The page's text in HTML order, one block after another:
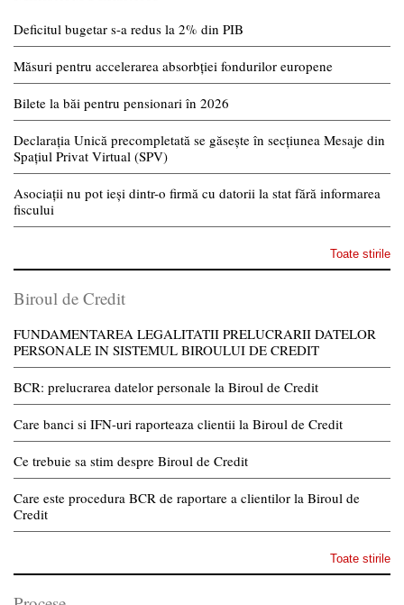
Deficitul bugetar s-a redus la 2% din PIB
Măsuri pentru accelerarea absorbției fondurilor europene
Bilete la băi pentru pensionari în 2026
Declarația Unică precompletată se găsește în secțiunea Mesaje din
Spațiul Privat Virtual (SPV)
Asociații nu pot ieși dintr-o firmă cu datorii la stat fără informarea
fiscului
Toate stirile
Biroul de Credit
FUNDAMENTAREA LEGALITATII PRELUCRARII DATELOR
PERSONALE IN SISTEMUL BIROULUI DE CREDIT
BCR: prelucrarea datelor personale la Biroul de Credit
Care banci si IFN-uri raporteaza clientii la Biroul de Credit
Ce trebuie sa stim despre Biroul de Credit
Care este procedura BCR de raportare a clientilor la Biroul de
Credit
Toate stirile